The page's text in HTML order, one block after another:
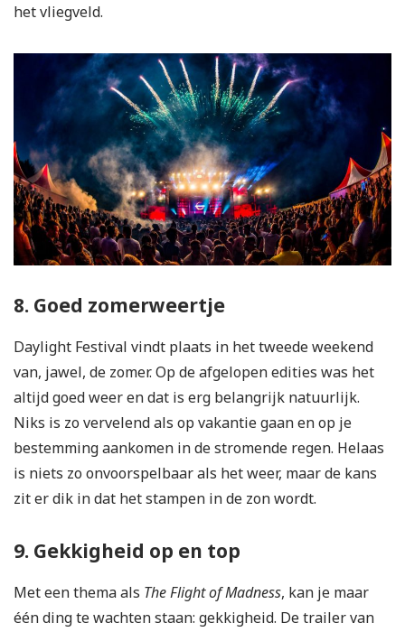
het vliegveld.
8. Goed zomerweertje
Daylight Festival vindt plaats in het tweede weekend
van, jawel, de zomer. Op de afgelopen edities was het
altijd goed weer en dat is erg belangrijk natuurlijk.
Niks is zo vervelend als op vakantie gaan en op je
bestemming aankomen in de stromende regen. Helaas
is niets zo onvoorspelbaar als het weer, maar de kans
zit er dik in dat het stampen in de zon wordt.
9. Gekkigheid op en top
Met een thema als The Flight of Madness, kan je maar
één ding te wachten staan: gekkigheid. De trailer van